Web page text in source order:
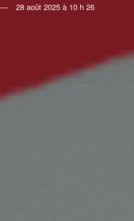
28 août 2025 à 10 h 26